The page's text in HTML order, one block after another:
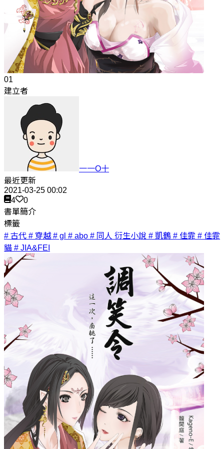
01
建立者
一一O十
最近更新
2021-03-25 00:02
4
0
書單簡介
標籤
# 古代 # 穿越# gl # abo # 同人 衍生小說 # 凱鶴 # 佳霏 # 佳霏
貓 # JIA&FEI